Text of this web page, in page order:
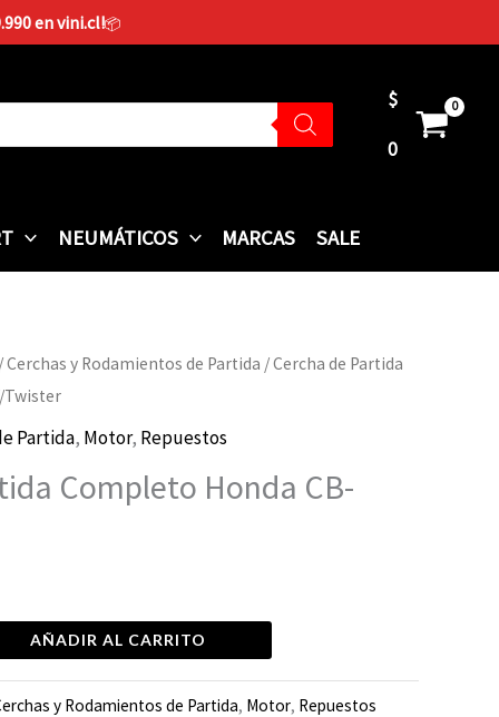
en vini.cl!📦
$
0
NEUMÁTICOS MARCAS SALE
/Cerchas y Rodamientos de Partida / Cercha de Partida
Twister
Partida, Motor, Repuestos
Completo Honda CB-
AÑADIR AL CARRITO
y Rodamientos de Partida, Motor, Repuestos